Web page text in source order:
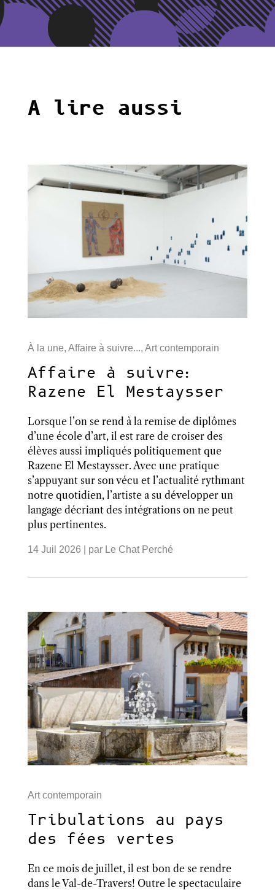
A lire aussi
À la une, Affaire à suivre..., Art contemporain
Affaire à suivre:
Razene El Mestaysser
Lorsque l’on se rend à la remise de diplômes
d’une école d’art, il est rare de croiser des
élèves aussi impliqués politiquement que
Razene El Mestaysser. Avec une pratique
s’appuyant sur son vécu et l’actualité rythmant
notre quotidien, l’artiste a su développer un
langage décriant des intégrations on ne peut
plus pertinentes.
14 Juil 2026 | par Le Chat Perché
Art contemporain
Tribulations au pays
des fées vertes
En ce mois de juillet, il est bon de se rendre
dans le Val-de-Travers! Outre le spectaculaire